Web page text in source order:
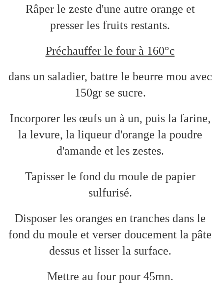
Râper le zeste d'une autre orange et
presser les fruits restants.
Préchauffer le four à 160°c
dans un saladier, battre le beurre mou avec
150gr se sucre.
Incorporer les œufs un à un, puis la farine,
la levure, la liqueur d'orange la poudre
d'amande et les zestes.
Tapisser le fond du moule de papier
sulfurisé.
Disposer les oranges en tranches dans le
fond du moule et verser doucement la pâte
dessus et lisser la surface.
Mettre au four pour 45mn.